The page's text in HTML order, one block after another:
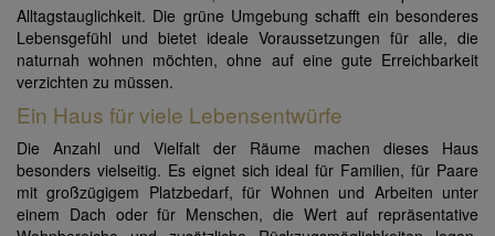
Alltagstauglichkeit. Die grüne Umgebung schafft ein besonderes
Lebensgefühl und bietet ideale Voraussetzungen für alle, die
naturnah wohnen möchten, ohne auf eine gute Erreichbarkeit
verzichten zu müssen.
Ein Haus für viele Lebensentwürfe
Die Anzahl und Vielfalt der Räume machen dieses Haus
besonders vielseitig. Es eignet sich ideal für Familien, für Paare
mit großzügigem Platzbedarf, für Wohnen und Arbeiten unter
einem Dach oder für Menschen, die Wert auf repräsentative